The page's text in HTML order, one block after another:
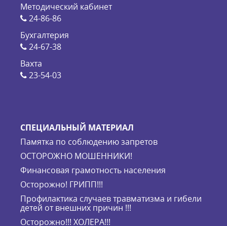
Методический кабинет
24-86-86
Бухгалтерия
24-67-38
Вахта
23-54-03
СПЕЦИАЛЬНЫЙ МАТЕРИАЛ
Памятка по соблюдению запретов
ОСТОРОЖНО МОШЕННИКИ!
Финансовая грамотность населения
Осторожно! ГРИПП!!!
Профилактика случаев травматизма и гибели
детей от внешних причин !!!
Осторожно!!! ХОЛЕРА!!!